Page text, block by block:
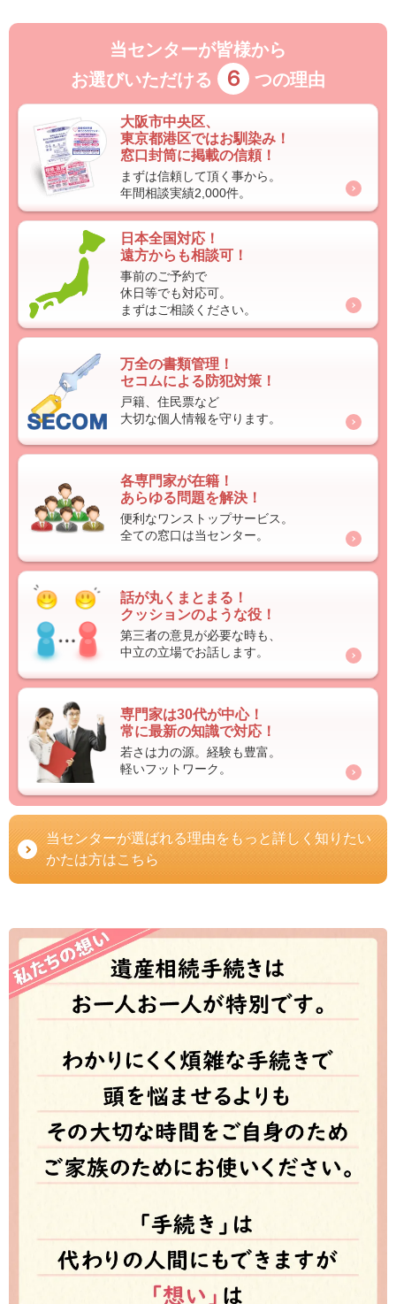
当センターが皆様から
お選びいただける
６ つの理由
大阪市中央区、
東京都港区ではお馴染み！
窓口封筒に掲載の信頼！
まずは信頼して頂く事から。
年間相談実績2,000件。
日本全国対応！
遠方からも相談可！
事前のご予約で
休日等でも対応可。
まずはご相談ください。
万全の書類管理！
セコムによる防犯対策！
戸籍、住民票など
大切な個人情報を守ります。
各専門家が在籍！
あらゆる問題を解決！
便利なワンストップサービス。
全ての窓口は当センター。
話が丸くまとまる！
クッションのような役！
第三者の意見が必要な時も、
中立の立場でお話します。
専門家は30代が中心！
常に最新の知識で対応！
若さは力の源。経験も豊富。
軽いフットワーク。
当センターが選ばれる理由をもっと詳しく知りたい
かたは方はこちら